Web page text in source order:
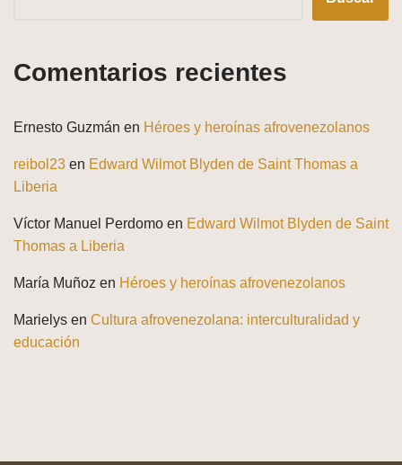
Comentarios recientes
Ernesto Guzmán en Héroes y heroínas afrovenezolanos
reibol23 en Edward Wilmot Blyden de Saint Thomas a
Liberia
Víctor Manuel Perdomo en Edward Wilmot Blyden de Saint
Thomas a Liberia
María Muñoz en Héroes y heroínas afrovenezolanos
Marielys en Cultura afrovenezolana: interculturalidad y
educación